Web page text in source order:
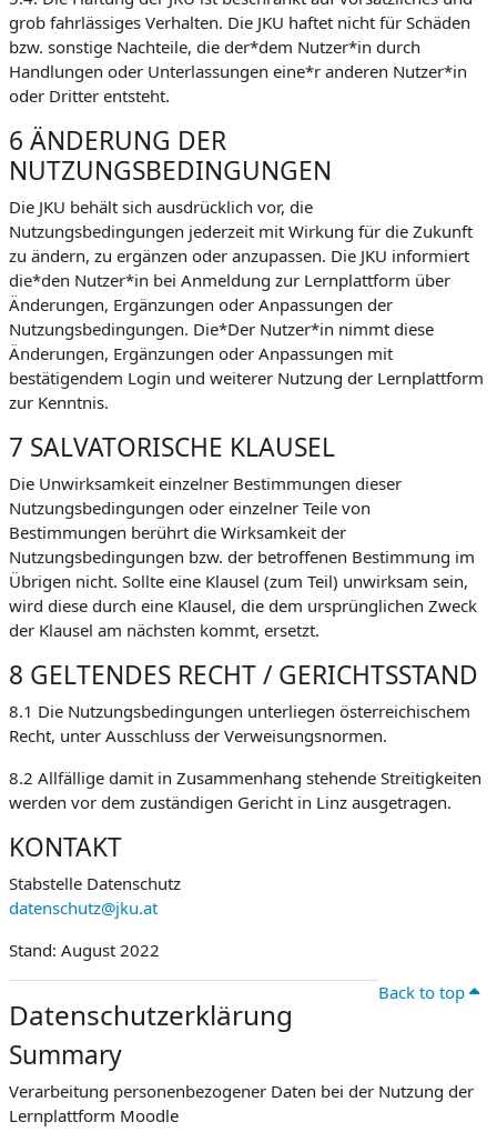
grob fahrlässiges Verhalten. Die JKU haftet nicht für Schäden
bzw. sonstige Nachteile, die der*dem Nutzer*in durch
Handlungen oder Unterlassungen eine*r anderen Nutzer*in
oder Dritter entsteht.
6 ÄNDERUNG DER
NUTZUNGSBEDINGUNGEN
Die JKU behält sich ausdrücklich vor, die
Nutzungsbedingungen jederzeit mit Wirkung für die Zukunft
zu ändern, zu ergänzen oder anzupassen. Die JKU informiert
die*den Nutzer*in bei Anmeldung zur Lernplattform über
Änderungen, Ergänzungen oder Anpassungen der
Nutzungsbedingungen. Die*Der Nutzer*in nimmt diese
Änderungen, Ergänzungen oder Anpassungen mit
bestätigendem Login und weiterer Nutzung der Lernplattform
zur Kenntnis.
7 SALVATORISCHE KLAUSEL
Die Unwirksamkeit einzelner Bestimmungen dieser
Nutzungsbedingungen oder einzelner Teile von
Bestimmungen berührt die Wirksamkeit der
Nutzungsbedingungen bzw. der betroffenen Bestimmung im
Übrigen nicht. Sollte eine Klausel (zum Teil) unwirksam sein,
wird diese durch eine Klausel, die dem ursprünglichen Zweck
der Klausel am nächsten kommt, ersetzt.
8 GELTENDES RECHT / GERICHTSSTAND
8.1 Die Nutzungsbedingungen unterliegen österreichischem
Recht, unter Ausschluss der Verweisungsnormen.
8.2 Allfällige damit in Zusammenhang stehende Streitigkeiten
werden vor dem zuständigen Gericht in Linz ausgetragen.
KONTAKT
Stabstelle Datenschutz
datenschutz@jku.at
Stand: August 2022
Back to top
Datenschutzerklärung
Summary
Verarbeitung personenbezogener Daten bei der Nutzung der
Lernplattform Moodle